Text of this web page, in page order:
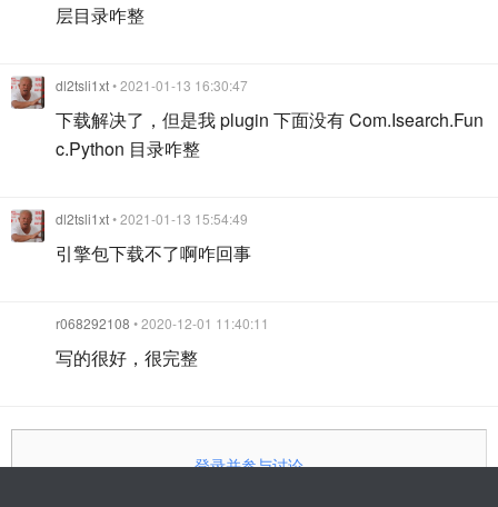
层目录咋整
dl2tsli1xt• 2021-01-13 16:30:47
下载解决了，但是我 plugin 下面没有 Com.Isearch.Fun
c.Python 目录咋整
dl2tsli1xt• 2021-01-13 15:54:49
引擎包下载不了啊咋回事
r068292108 • 2020-12-01 11:40:11
写的很好，很完整
登录并参与讨论